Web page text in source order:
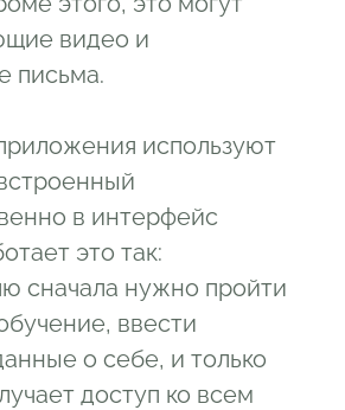
видео и
письма.
используют
в интерфейс
это так:
сначала нужно пройти
ввести
о себе, и только
доступ ко всем